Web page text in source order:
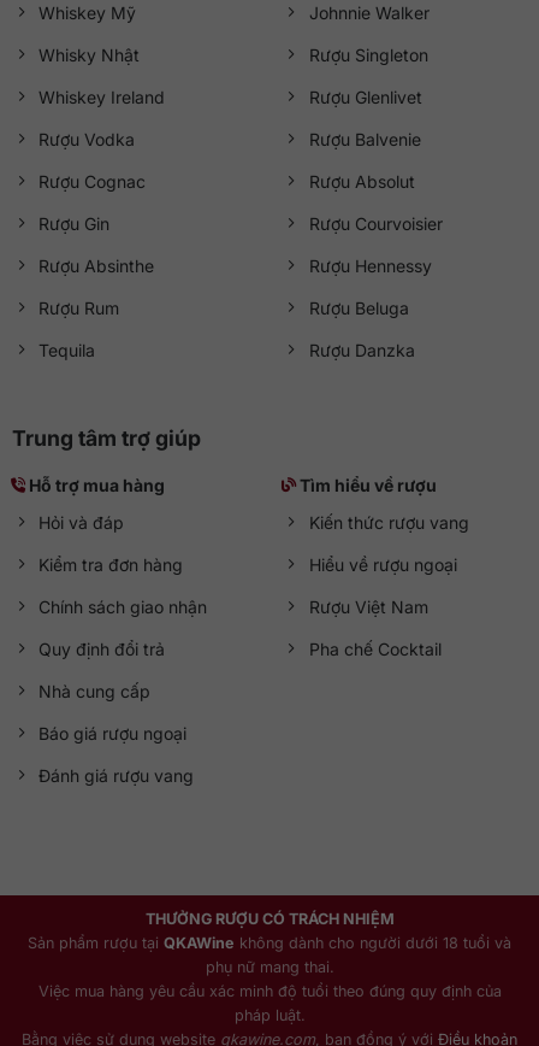
Whiskey Mỹ
Whisky Nhật
Whiskey Ireland
Rượu Vodka
Rượu Cognac
Rượu Gin
Rượu Absinthe
Rượu Rum
Tequila
Johnnie Walker
Rượu Singleton
Rượu Glenlivet
Rượu Balvenie
Rượu Absolut
Rượu Courvoisier
Rượu Hennessy
Rượu Beluga
Rượu Danzka
Trung tâm trợ giúp
Hỗ trợ mua hàng
Hỏi và đáp
Kiểm tra đơn hàng
Chính sách giao nhận
Quy định đổi trả
Nhà cung cấp
Báo giá rượu ngoại
Đánh giá rượu vang
Tìm hiểu về rượu
Kiến thức rượu vang
Hiểu về rượu ngoại
Rượu Việt Nam
Pha chế Cocktail
THƯỞNG RƯỢU CÓ TRÁCH NHIỆM
Sản phẩm rượu tại QKAWine không dành cho người dưới 18 tuổi và
phụ nữ mang thai.
Việc mua hàng yêu cầu xác minh độ tuổi theo đúng quy định của
pháp luật.
Bằng việc sử dụng website qkawine.com , bạn đồng ý với Điều khoản